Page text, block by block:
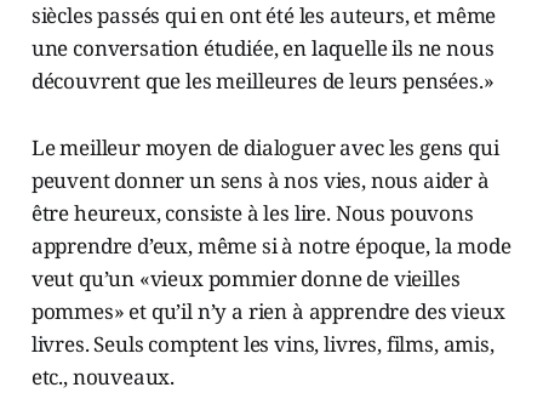
siècles passés qui en ont été les auteurs, et même
une conversation étudiée, en laquelle ils ne nous
découvrent que les meilleures de leurs pensées.»
Le meilleur moyen de dialoguer avec les gens qui
peuvent donner un sens à nos vies, nous aider à
être heureux, consiste à les lire. Nous pouvons
apprendre d’eux, même si à notre époque, la mode
veut qu’un «vieux pommier donne de vieilles
pommes» et qu’il n’y a rien à apprendre des vieux
livres. Seuls comptent les vins, livres, films, amis,
etc., nouveaux.